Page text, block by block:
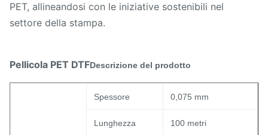
PET, allineandosi con le iniziative sostenibili nel
settore della stampa.
Pellicola PET DTFDescrizione del prodotto
Spessore 0,075 mm
Lunghezza 100 metri